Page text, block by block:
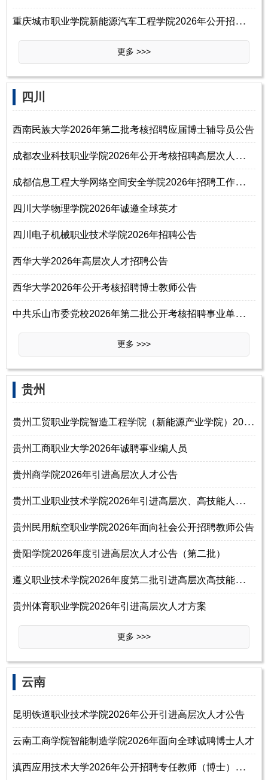
重
庆城市职业学院新能源汽车工程学院2026年公开招聘院长公告
更多 >>>
四川
西南民族大学2026年第二批考核招聘应届博士辅导员公告
成
都农业科技职业学院2026年公开考核招聘高层次人才公告
成
都信息工程大学网络空间安全学院2026年招聘工作人员启事
四川大学物理学院2026年诚邀全球英才
四川电子机械职业技术学院2026年招聘公告
西华大学2026年高层次人才招聘公告
西华大学2026年公开考核招聘博士教师公告
中
共乐山市委党校2026年第二批公开考核招聘事业单位工作人员公告
更多 >>>
贵州
贵
州工贸职业学院智造工程学院（新能源产业学院）2026年引进高层次人才、专
贵州工商职业大学2026年诚聘事业编人员
贵州商学院2026年引进高层次人才公告
贵
州工业职业技术学院2026年引进高层次、高技能人才公告
贵州民用航空职业学院2026年面向社会公开招聘教师公告
贵阳学院2026年度引进高层次人才公告（第二批）
遵
义职业技术学院2026年度第二批引进高层次高技能人才公告
贵州体育职业学院2026年引进高层次人才方案
更多 >>>
云南
昆明铁道职业技术学院2026年公开引进高层次人才公告
云南工商学院智能制造学院2026年面向全球诚聘博士人才
滇
西应用技术大学2026年公开招聘专任教师（博士）和“双师型”教师公告